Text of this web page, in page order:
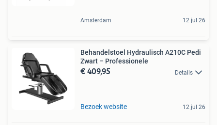
Amsterdam 12 jul 26
Behandelstoel Hydraulisch A210C Pedi
Zwart – Professionele
€ 409,95 Details
Bezoek website 12 jul 26